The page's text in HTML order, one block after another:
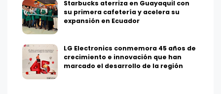
Starbucks aterriza en Guayaquil con
su primera cafetería y acelera su
expansión en Ecuador
LG Electronics conmemora 45 años de
crecimiento e innovación que han
marcado el desarrollo de la región